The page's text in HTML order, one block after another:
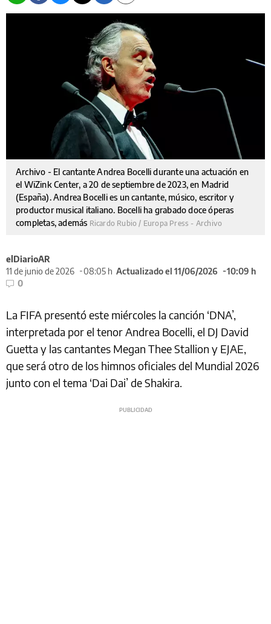
Archivo - El cantante Andrea Bocelli durante una actuación en
el WiZink Center, a 20 de septiembre de 2023, en Madrid
(España). Andrea Bocelli es un cantante, músico, escritor y
productor musical italiano. Bocelli ha grabado doce óperas
completas, además Ricardo Rubio / Europa Press - Archivo
elDiarioAR
11 de junio de 2026
08:05 h Actualizado el 11/06/2026
10:09 h
0
La FIFA presentó este miércoles la canción ‘DNA’,
interpretada por el tenor Andrea Bocelli, el DJ David
Guetta y las cantantes Megan Thee Stallion y EJAE,
que será otro de los himnos oficiales del Mundial 2026
junto con el tema ‘Dai Dai’ de Shakira.